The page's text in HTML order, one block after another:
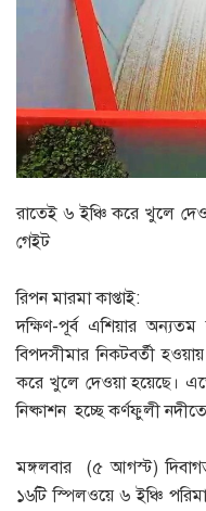
রাতেই ৬ ইঞ্চি করে খুলে
গেইট
রিপন মারমা কাপ্তাই:
দক্ষিণ-পূর্ব এশিয়ার অন্যতম
বিপদসীমার নিকটবর্তী
করে খুলে দেওয়া হয়েছে।
নিষ্কাশন হচ্ছে কর্ণফুলী
মঙ্গলবার (৫ আগস্ট)
১৬টি স্পিলওয়ে ৬ ইঞ্চি